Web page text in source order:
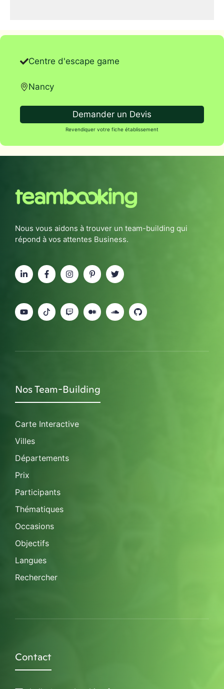
Centre d'escape game
Nancy
Demander un Devis
Revendiquer votre fiche établissement
Nous vous aidons à trouver un team-building qui
répond à vos attentes Business.
Nos Team-Building
Carte Interactive
Villes
Départements
Prix
Participants
Thématiques
Occasions
Objectifs
Langues
Rechercher
Contact